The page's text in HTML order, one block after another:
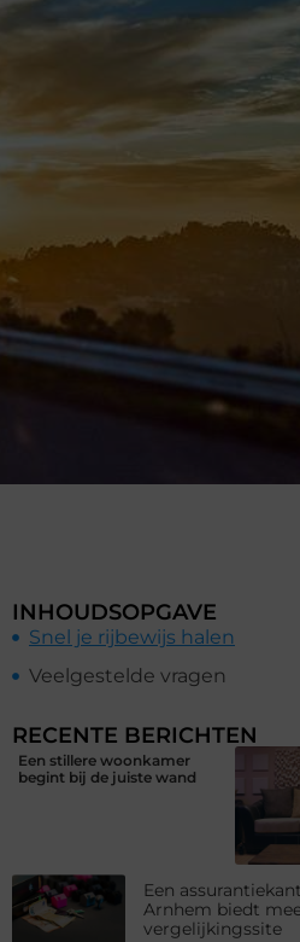
INHOUDSOPGAVE
Snel je rijbewijs halen
Veelgestelde vragen
RECENTE BERICHTEN
Een stillere woonkamer
begint bij de juiste wand
Een
Arnhem biedt
vergelijkingssite